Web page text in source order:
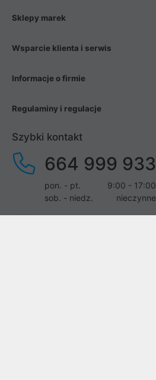
Sklepy marek
Wsparcie klienta i serwis
Informacje o firmie
Regulaminy i regulacje
Szybki kontakt
664 999 933
pon. - pt.
9:00 - 17:00
sob. - niedz.
nieczynne